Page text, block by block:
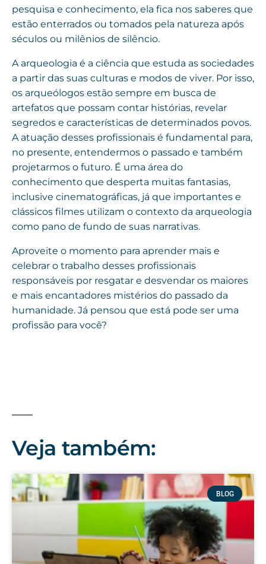
pesquisa e conhecimento, ela fica nos saberes que
estão enterrados ou tomados pela natureza após
séculos ou milênios de silêncio.
A arqueologia é a ciência que estuda as sociedades
a partir das suas culturas e modos de viver. Por isso,
os arqueólogos estão sempre em busca de
artefatos que possam contar histórias, revelar
segredos e características de determinados povos.
A atuação desses profissionais é fundamental para,
no presente, entendermos o passado e também
projetarmos o futuro. É uma área do
conhecimento que desperta muitas fantasias,
inclusive cinematográficas, já que importantes e
clássicos filmes utilizam o contexto da arqueologia
como pano de fundo de suas narrativas.
Aproveite o momento para aprender mais e
celebrar o trabalho desses profissionais
responsáveis por resgatar e desvendar os maiores
e mais encantadores mistérios do passado da
humanidade. Já pensou que está pode ser uma
profissão para você?
Veja também:
BLOG